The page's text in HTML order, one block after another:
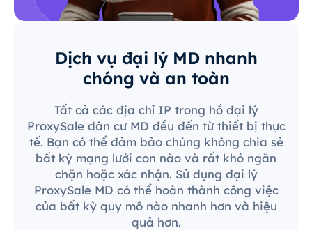
Dịch vụ đại lý MD nhanh
chóng và an toàn
Tất cả các địa chỉ IP trong hồ đại lý
ProxySale dân cư MD đều đến từ thiết bị thực
tế. Bạn có thể đảm bảo chúng không chia sẻ
bất kỳ mạng lưới con nào và rất khó ngăn
chặn hoặc xác nhận. Sử dụng đại lý
ProxySale MD có thể hoàn thành công việc
của bất kỳ quy mô nào nhanh hơn và hiệu
quả hơn.